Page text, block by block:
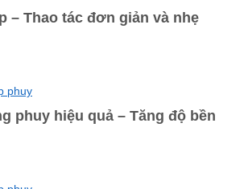
– Thao tác đơn giản và nhẹ
phuy
phuy hiệu quả – Tăng độ bền